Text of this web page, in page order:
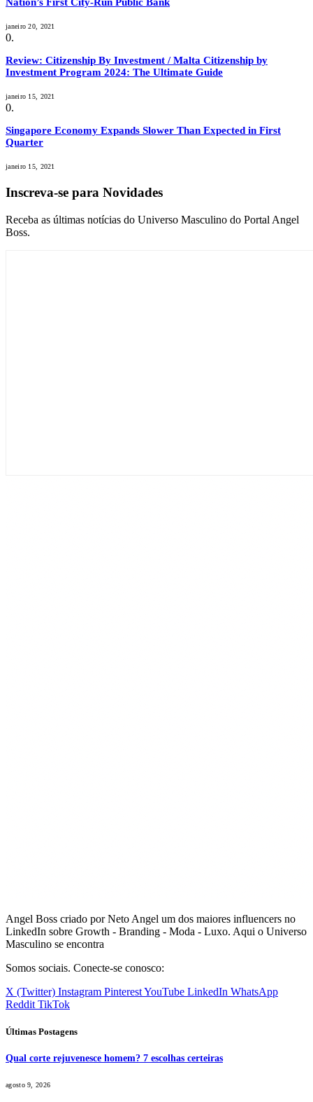
janeiro 20, 2021
Review: Citizenship By Investment / Malta Citizenship by
Investment Program 2024: The Ultimate Guide
janeiro 15, 2021
Singapore Economy Expands Slower Than Expected in First
Quarter
janeiro 15, 2021
Inscreva-se para Novidades
Receba as últimas notícias do Universo Masculino do Portal Angel
Boss.
Angel Boss criado por Neto Angel um dos maiores influencers no
LinkedIn sobre Growth - Branding - Moda - Luxo. Aqui o Universo
Masculino se encontra
Somos sociais. Conecte-se conosco:
X (Twitter) Instagram PinterestYouTube LinkedIn WhatsApp
Reddit TikTok
Últimas Postagens
Qual corte rejuvenesce homem? 7 escolhas certeiras
agosto 9, 2026